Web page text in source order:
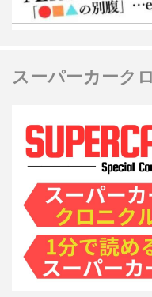
スーパーカーク